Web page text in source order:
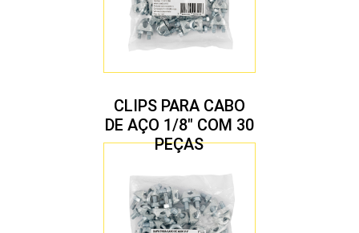
CLIPS PARA CABO
DE AÇO 1/8″ COM 30
PEÇAS